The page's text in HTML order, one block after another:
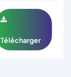
Télécharger